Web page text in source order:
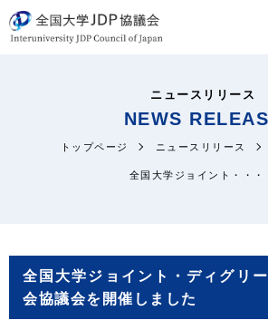
ニュースリリース
NEWS
トップページ ニュースリリース
全国大学ジョイント・・・
全国大学ジョイント・ディグリ
会協議会を開催しました